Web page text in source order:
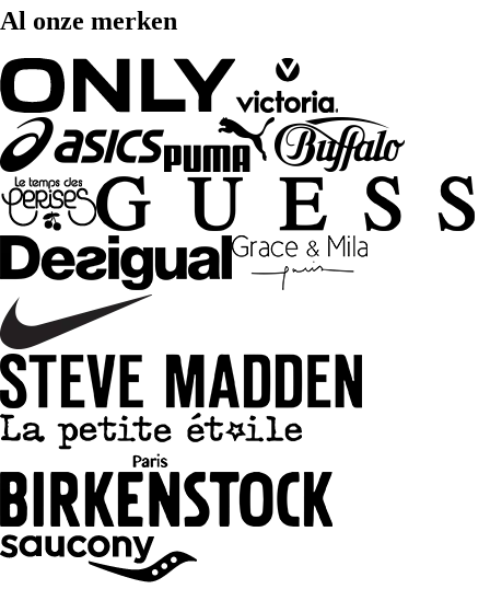
Al onze merken